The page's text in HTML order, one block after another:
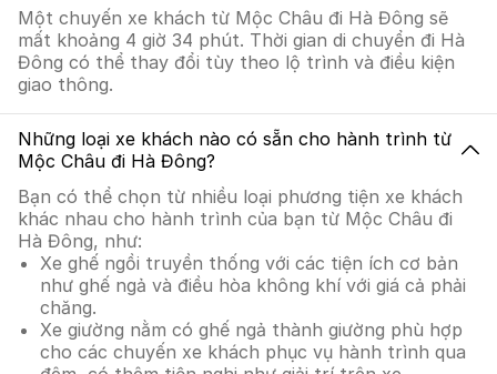
Một chuyến xe khách từ Mộc Châu đi Hà Đông sẽ
mất khoảng 4 giờ 34 phút. Thời gian di chuyển đi Hà
Đông có thể thay đổi tùy theo lộ trình và điều kiện
giao thông.
Những loại xe khách nào có sẵn cho hành trình từ
Mộc Châu đi Hà Đông?
Bạn có thể chọn từ nhiều loại phương tiện xe khách
khác nhau cho hành trình của bạn từ Mộc Châu đi
Hà Đông, như:
Xe ghế ngồi truyền thống với các tiện ích cơ bản
như ghế ngả và điều hòa không khí với giá cả phải
chăng.
Xe giường nằm có ghế ngả thành giường phù hợp
cho các chuyến xe khách phục vụ hành trình qua